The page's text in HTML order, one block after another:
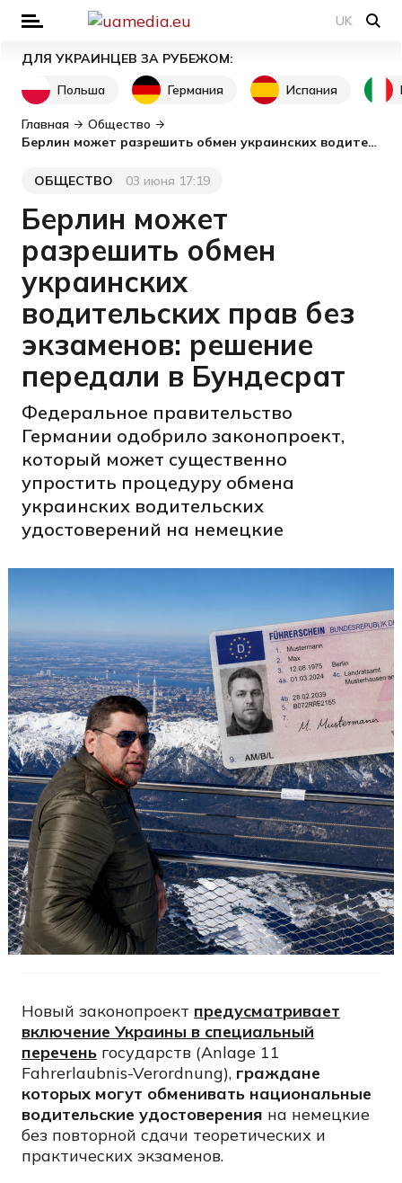
UK
ДЛЯ УКРАИНЦЕВ ЗА РУБЕЖОМ:
Польша
Германия Испания
Главная
Общество
Берлин может разрешить обмен украинских водительских прав без экзаменов: решение передали в Бундесрат
Категория
ОБЩЕСТВО
Дата публикации
03 июня 17:19
Берлин может
разрешить обмен
украинских
водительских прав без
экзаменов: решение
передали в Бундесрат
Федеральное правительство
Германии одобрило законопроект,
который может существенно
упростить процедуру обмена
украинских водительских
удостоверений на немецкие
Новый законопроект предусматривает
включение Украины в специальный
перечень государств (Anlage 11
Fahrerlaubnis-Verordnung), граждане
которых могут обменивать национальные
водительские удостоверения на немецкие
без повторной сдачи теоретических и
практических экзаменов.